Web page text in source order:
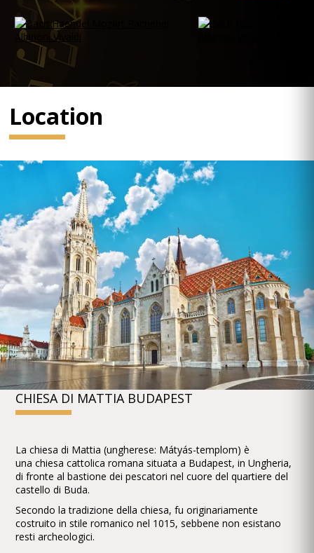
Location
CHIESA DI MATTIA BUDAPEST
La chiesa di Mattia (ungherese: Mátyás-templom) è
una chiesa cattolica romana situata a Budapest, in Ungheria,
di fronte al bastione dei pescatori nel cuore del quartiere del
castello di Buda.
Secondo la tradizione della chiesa, fu originariamente
costruito in stile romanico nel 1015, sebbene non esistano
resti archeologici.